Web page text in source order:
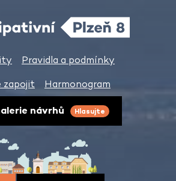
Pravidla a podmínky
zapojit
Harmonogram
návrhů Hlasujte